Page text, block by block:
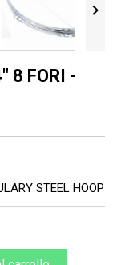

8 FORI -
STEEL HOOP